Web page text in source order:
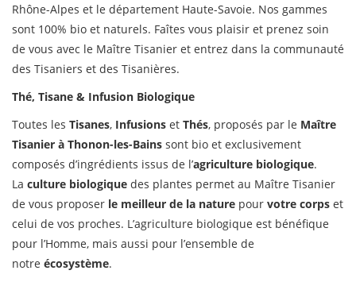
Rhône-Alpes et le département Haute-Savoie. Nos gammes
sont 100% bio et naturels. Faîtes vous plaisir et prenez soin
de vous avec le Maître Tisanier et entrez dans la communauté
des Tisaniers et des Tisanières.
Thé, Tisane & Infusion Biologique
Toutes les Tisanes, Infusions et Thés, proposés par le Maître
Tisanier à Thonon-les-Bains sont bio et exclusivement
composés d’ingrédients issus de l’agriculture biologique.
La culture biologique des plantes permet au Maître Tisanier
de vous proposer le meilleur de la nature pour votre corps et
celui de vos proches. L’agriculture biologique est bénéfique
pour l’Homme, mais aussi pour l’ensemble de
notre écosystème.